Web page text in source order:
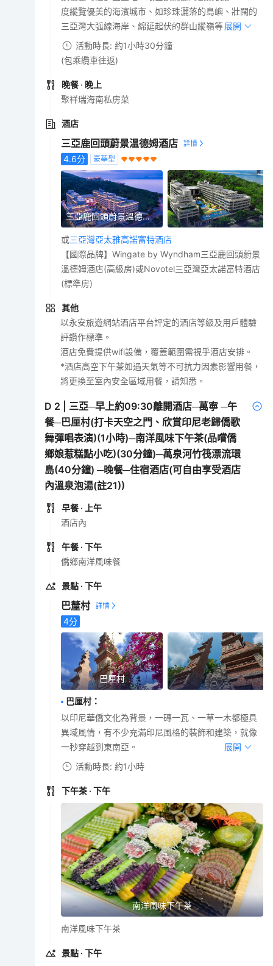
度縱覽優美的海濱城市、如珍珠灑落的島嶼、壯闊的
三亞灣大弧線海岸、綿延起伏的群山縱嶺等。展開
活動時長: 約1小時30分鐘
(包乘纜車往返)
晚餐 · 晚上
聚祥瑞海南私房菜
酒店
三亞鹿回頭蔚景温德姆酒店
4.6分 豪華型
三亞鹿回頭蔚景溫德姆酒店
或三亞灣亞太雅高諾富特酒店
【國際品牌】Wingate by Wyndham三亞鹿回頭蔚景
溫德姆酒店(高級房)或Novotel三亞灣亞太諾富特酒店
(標準房)
其他
以永安旅遊網站酒店平台評定的酒店等級及用戶體驗
評鑽作標準。
酒店免費提供wifi設備，覆蓋範圍需視乎酒店安排。
*酒店高空下午茶如遇天氣等不可抗力因素影響用餐，
將更換至室內安全區域用餐，請知悉。
D 2
三亞─早上約09:30離開酒店─萬寧 ─午
餐─巴厘村(打卡天空之門、欣賞印尼老歸僑歌
舞彈唱表演)(1小時)─南洋風味下午茶(品嚐僑
鄉娘惹糕點小吃)(30分鐘)─萬泉河竹筏漂流環
島(40分鐘) ─晚餐─住宿酒店(可自由享受酒店
內溫泉泡湯(註21))
早餐 · 上午
酒店內
午餐 · 下午
僑鄉南洋風味餐
景點 · 下午
巴釐村
4分
巴厘村
巴厘村 ：
以印尼華僑文化為背景，一磚一瓦、一草一木都極具
異域風情，有不少充滿印尼風格的裝飾和建築，就像
一秒穿越到東南亞。
展開
活動時長: 約1小時
下午茶 · 下午
南洋風味下午茶
南洋風味下午茶
景點 · 下午